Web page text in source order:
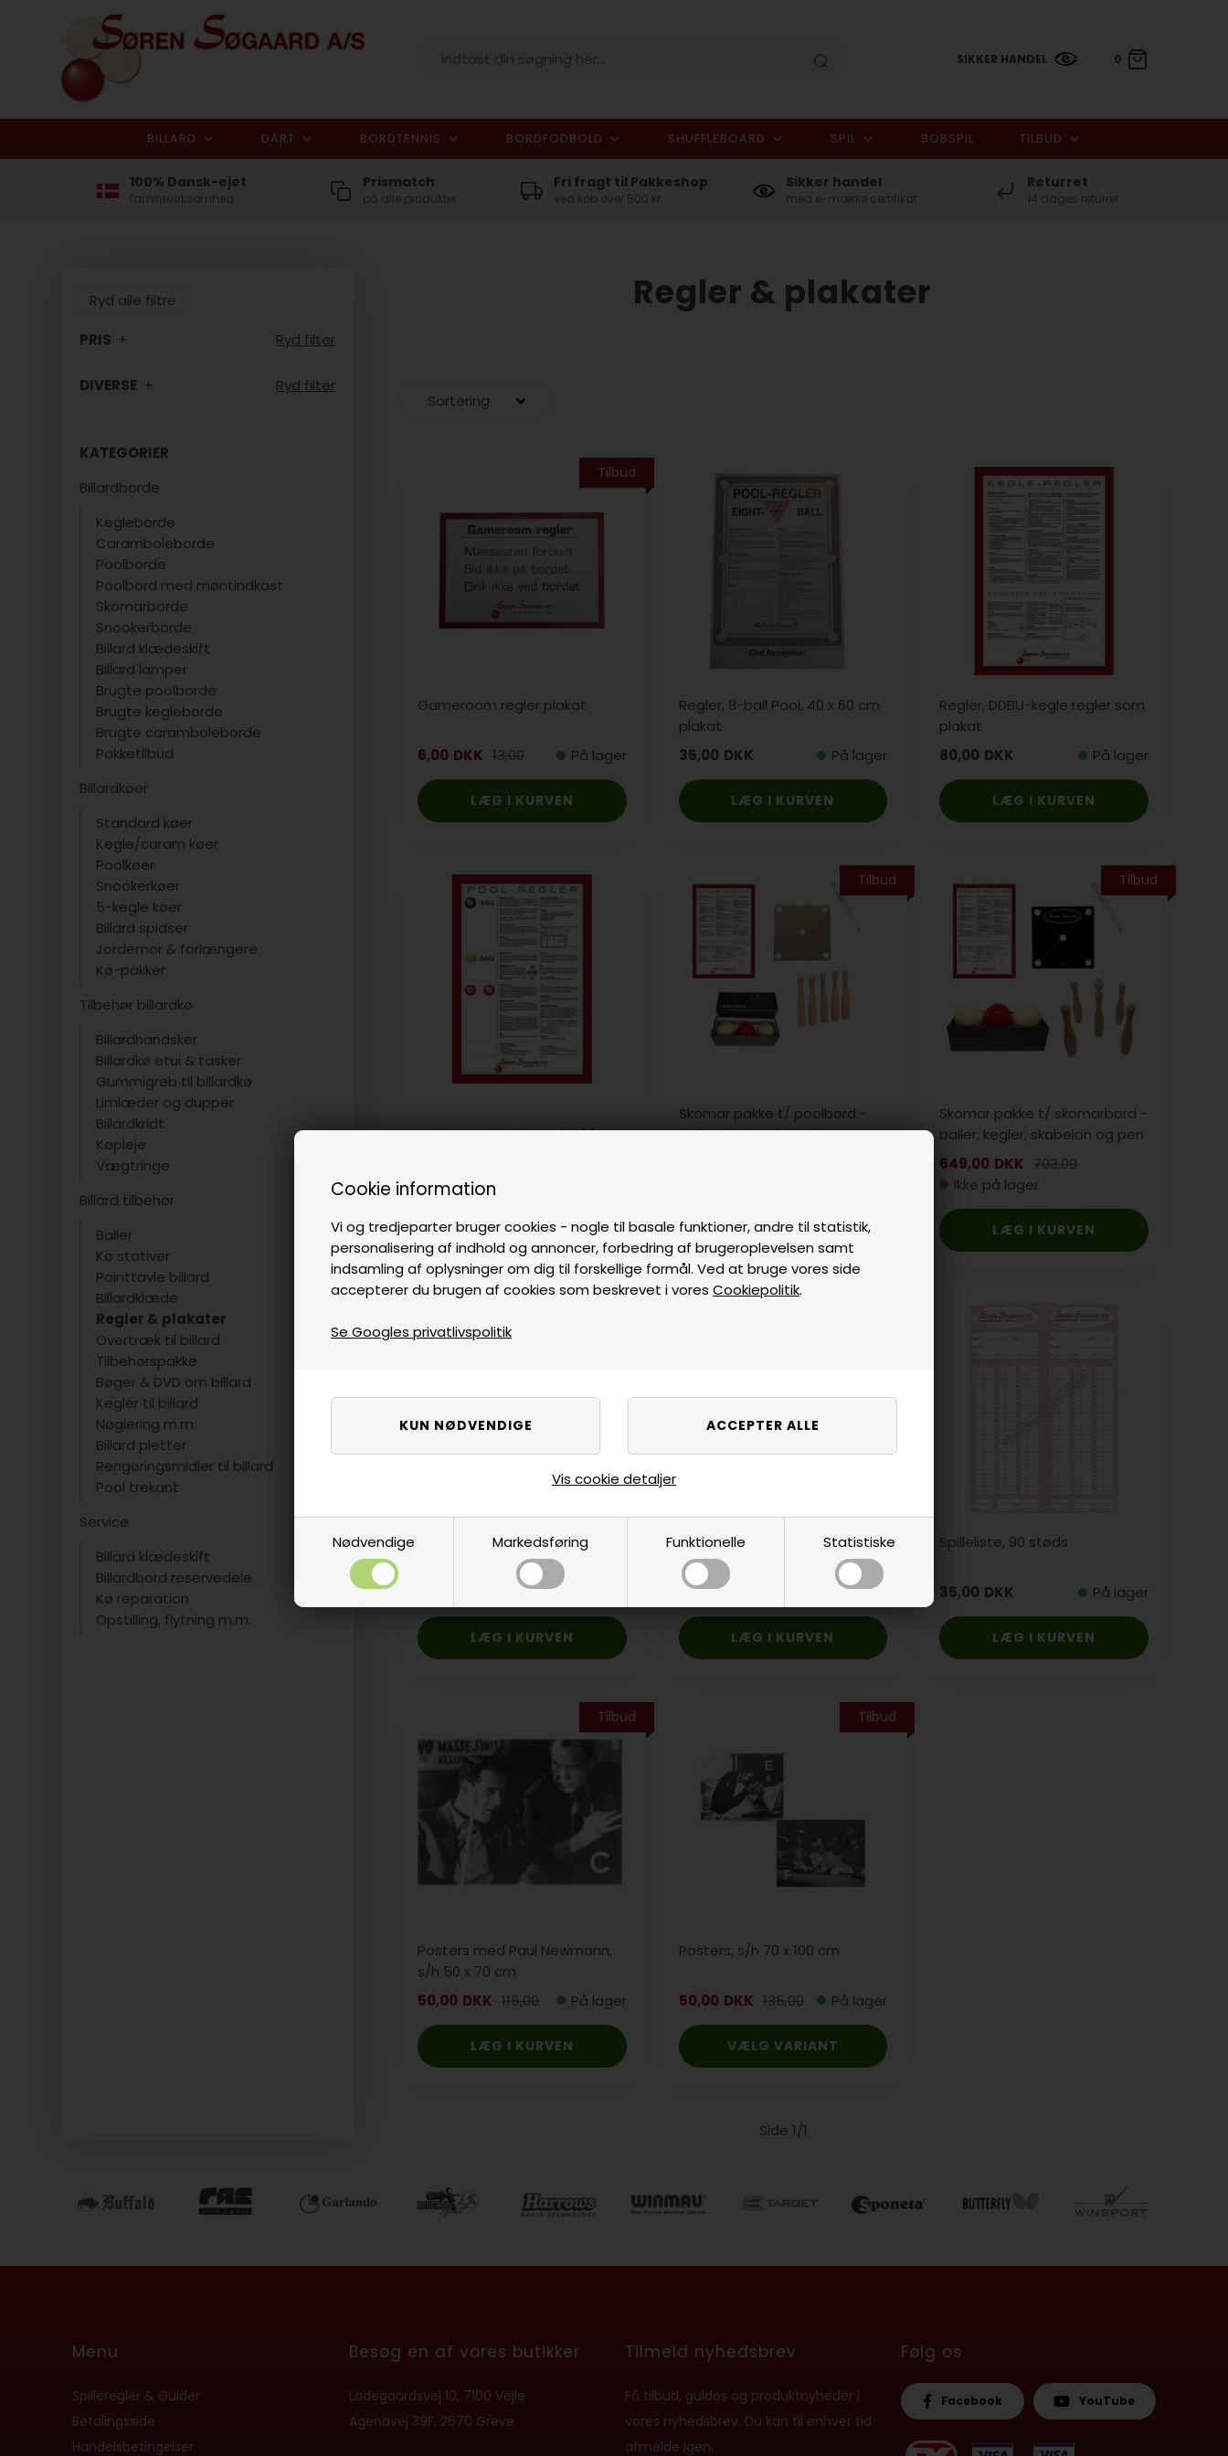
Cookie information
Vi og tredjeparter bruger cookies - nogle til basale funktioner, andre til statistik,
personalisering af indhold og annoncer, forbedring af brugeroplevelsen samt
indsamling af oplysninger om dig til forskellige formål. Ved at bruge vores side
accepterer du brugen af cookies som beskrevet i vores Cookiepolitik.
Se Googles privatlivspolitik
Nødvendige Markedsføring Funktionelle Statistiske
Vis cookie detaljer
SIKKER HANDEL 0
I alt 0,00 DKK
BILLARD DART BORDTENNIS BORDFODBOLD SHUFFLEBOARD SPIL BOBSPIL TILBUD
100% Dansk-ejet
familievirksomhed
Prismatch
på alle produkter
Fri fragt til Pakkeshop
ved køb over 500 kr
Sikker handel
med e-mærke certifikat
Returret
14 dages returret
Ryd alle filtre
PRIS Ryd filter
DIVERSE Ryd filter
KATEGORIER
Billardborde
Kegleborde
Caramboleborde
Poolborde
Poolbord med møntindkast
Skomarborde
Snookerborde
Billard klædeskift
Billard lamper
Brugte poolborde
Brugte kegleborde
Brugte caramboleborde
Pakketilbud
Billardkøer
Standard køer
Kegle/caram køer
Poolkøer
Snookerkøer
5-kegle køer
Billard spidser
Jordemor & forlængere
Kø-pakker
Tilbehør billardkø
Billardhandsker
Billardkø etui & tasker
Gummigreb til billardkø
Limlæder og dupper
Billardkridt
Køpleje
Vægtringe
Billard tilbehør
Baller
Kø stativer
Pointtavle billard
Billardklæde
Regler & plakater
Overtræk til billard
Tilbehørspakke
Bøger & DVD om billard
Kegler til billard
Nøglering m.m.
Billard pletter
Rengøringsmidler til billard
Pool trekant
Service
Billard klædeskift
Billardbord reservedele
Kø reparation
Opstilling, flytning m.m.
Regler & plakater
Tilbud
Gameroom regler plakat
6,00 DKK 13,00 På lager
Regler, 8-ball Pool, 40 x 60 cm
plakat
35,00 DKK På lager
Regler, DDBU-kegle regler som
plakat
80,00 DKK På lager
Regler, Pool, plakat 40 x 60 cm
80,00 DKK
Tilbud
Skomar pakke t/ poolbord -
baller, kegler, skabelon og pen
Tilbud
Skomar pakke t/ skomarbord -
baller, kegler, skabelon og pen
649,00 DKK 703,00
Ikke på lager
Spilleliste til 5 sæt
25,00
Regler, Antik som plakat
20,00 DKK På lager
Spilleliste, 90 støds
35,00 DKK På lager
Tilbud
Posters med Paul Newmann,
s/h 50 x 70 cm
50,00 DKK 115,00 På lager
Tilbud
Posters, s/h 70 x 100 cm
50,00 DKK 135,00 På lager
VÆLG VARIANT
Side 1/1
Menu
Spilleregler & Guider
Betalingsside
Handelsbetingelser
Besøg en af vores butikker
Ladegaardsvej 10, 7100 Vejle
Agenavej 39F, 2670 Greve
Tilmeld nyhedsbrev
Få tilbud, guides og produktnyheder i
vores nyhedsbrev. Du kan til enhver tid
afmelde igen.
Følg os
Facebook YouTube